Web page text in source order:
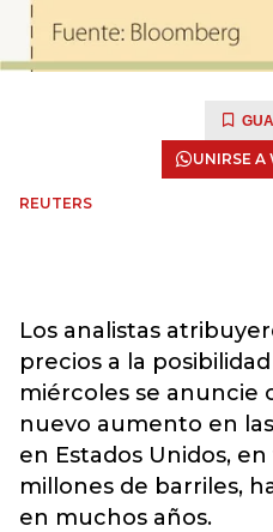
UNIRSE A
REUTERS
Los analistas
precios a la
miércoles se anuncie
nuevo aumento en
en Estados Unidos,
millones de barriles,
en muchos años.